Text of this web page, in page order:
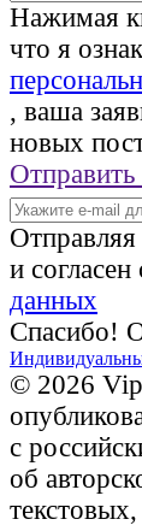
Нажимая
что я
, ваша
новых
и
данных
Спасибо!
© 2026
с
об